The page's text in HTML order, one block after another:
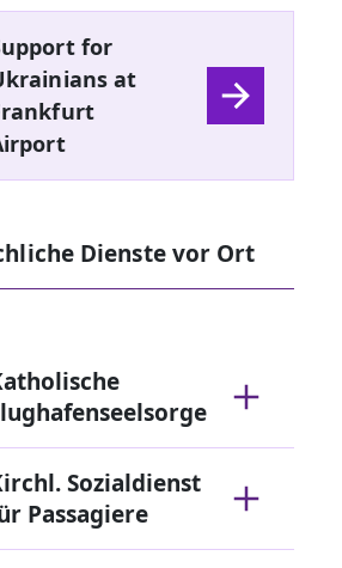
for
at
Dienste vor Ort
Sozialdienst
Passagiere